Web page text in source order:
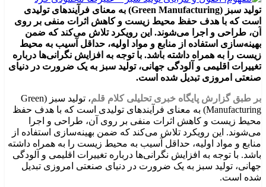
تولید سبز (Green Manufacturing) به معنای فرآیندهای تولیدی
است که با هدف حفظ محیط‌ زیست و کاهش اثرات منفی بر روی
آن، طراحی و اجرا می‌شوند. این رویکرد تلاش می‌کند که ضمن
بهینه‌سازی استفاده از منابع و مواد اولیه، حداقل آسیب به محیط
زیست را به همراه داشته باشد. با توجه به افزایش نگرانی‌ها درباره
تغییرات اقلیمی و آلودگی جهانی، تولید سبز به یک ضرورت در دنیای
صنعتی امروزی تبدیل شده است.
بر طبق گزارش پایگاه خبری تحلیلی کلام قلم
، تولید سبز (Green
Manufacturing) به معنای فرآیندهای تولیدی است که با هدف حفظ
محیط‌ زیست و کاهش اثرات منفی بر روی آن، طراحی و اجرا
می‌شوند. این رویکرد تلاش می‌کند که ضمن بهینه‌سازی استفاده از
منابع و مواد اولیه، حداقل آسیب به محیط زیست را به همراه داشته
باشد. با توجه به افزایش نگرانی‌ها درباره تغییرات اقلیمی و آلودگی
جهانی، تولید سبز به یک ضرورت در دنیای صنعتی امروزی تبدیل
شده است.